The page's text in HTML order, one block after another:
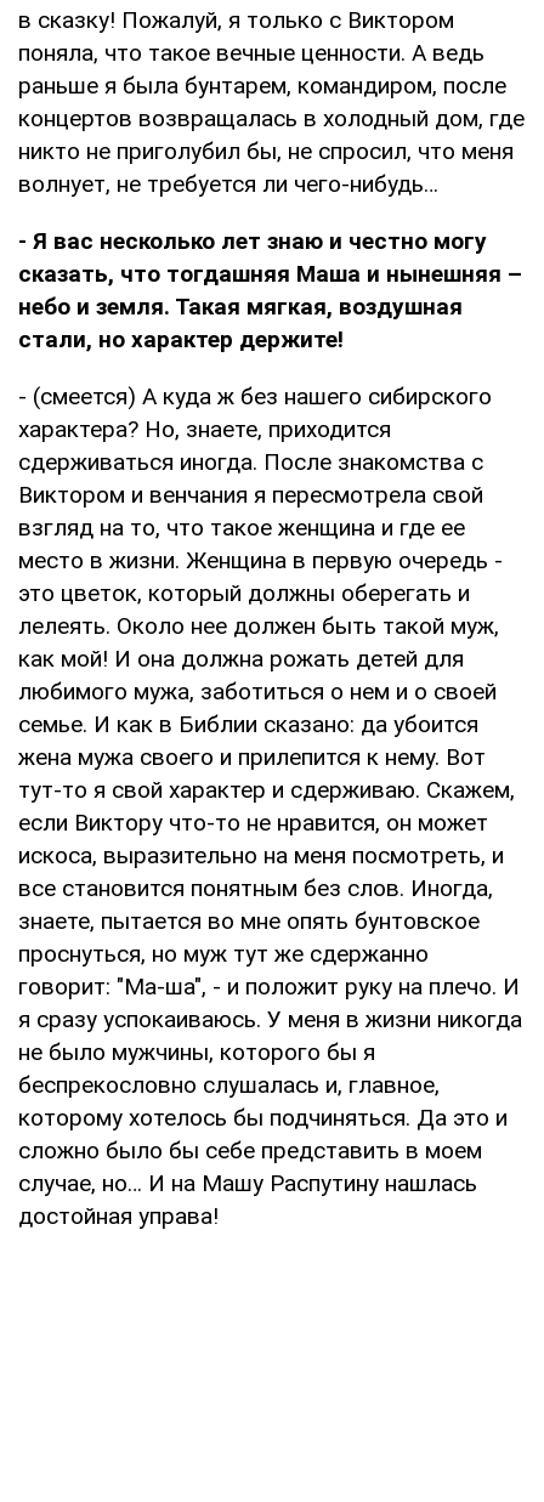
в сказку! Пожалуй, я только с Виктором
поняла, что такое вечные ценности. А ведь
раньше я была бунтарем, командиром, после
концертов возвращалась в холодный дом, где
никто не приголубил бы, не спросил, что меня
волнует, не требуется ли чего-нибудь…
- Я вас несколько лет знаю и честно могу
сказать, что тогдашняя Маша и нынешняя –
небо и земля. Такая мягкая, воздушная
стали, но характер держите!
- (смеется) А куда ж без нашего сибирского
характера? Но, знаете, приходится
сдерживаться иногда. После знакомства с
Виктором и венчания я пересмотрела свой
взгляд на то, что такое женщина и где ее
место в жизни. Женщина в первую очередь -
это цветок, который должны оберегать и
лелеять. Около нее должен быть такой муж,
как мой! И она должна рожать детей для
любимого мужа, заботиться о нем и о своей
семье. И как в Библии сказано: да убоится
жена мужа своего и прилепится к нему. Вот
тут-то я свой характер и сдерживаю. Скажем,
если Виктору что-то не нравится, он может
искоса, выразительно на меня посмотреть, и
все становится понятным без слов. Иногда,
знаете, пытается во мне опять бунтовское
проснуться, но муж тут же сдержанно
говорит: "Ма-ша", - и положит руку на плечо. И
я сразу успокаиваюсь. У меня в жизни никогда
не было мужчины, которого бы я
беспрекословно слушалась и, главное,
которому хотелось бы подчиняться. Да это и
сложно было бы себе представить в моем
случае, но… И на Машу Распутину нашлась
достойная управа!